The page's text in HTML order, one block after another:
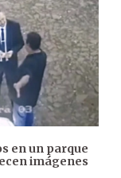
en un parque
imágenes